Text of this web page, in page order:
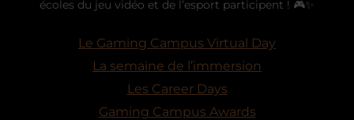
écoles du jeu vidéo et de l’esport participent ! 🎮✨
Le Gaming Campus Virtual Day
La semaine de l’immersion
Les Career Days
Gaming Campus Awards